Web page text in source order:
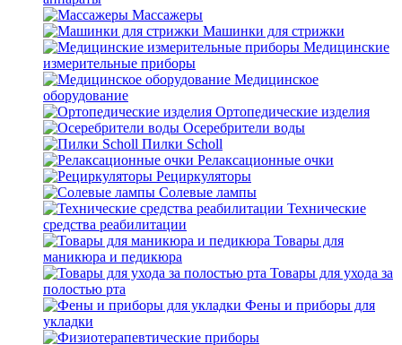
Массажеры
Машинки для стрижки
Медицинские
измерительные приборы
Медицинское
оборудование
Ортопедические изделия
Осеребрители воды
Пилки Scholl
Релаксационные очки
Рециркуляторы
Солевые лампы
Технические
средства реабилитации
Товары для
маникюра и педикюра
Товары для ухода за
полостью рта
Фены и приборы для
укладки